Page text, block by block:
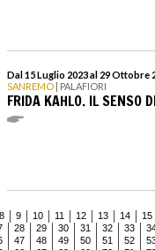
Dal 15 Luglio 2023 al 29 Ottobre
SANREMO | PALAFIORI
FRIDA KAHLO. IL SENSO
8 9 10 11 12 13 14 15
28 29 30 31 32 33
47 48 49 50 51 52